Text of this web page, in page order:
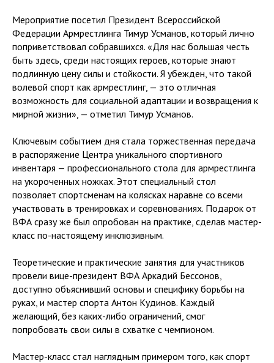
Мероприятие посетил Президент Всероссийской
Федерации Армрестлинга Тимур Усманов, который лично
поприветствовал собравшихся. «Для нас большая честь
быть здесь, среди настоящих героев, которые знают
подлинную цену силы и стойкости. Я убежден, что такой
волевой спорт как армрестлинг, — это отличная
возможность для социальной адаптации и возвращения к
мирной жизни», — отметил Тимур Усманов.
Ключевым событием дня стала торжественная передача
в распоряжение Центра уникального спортивного
инвентаря — профессионального стола для армрестлинга
на укороченных ножках. Этот специальный стол
позволяет спортсменам на колясках наравне со всеми
участвовать в тренировках и соревнованиях. Подарок от
ВФА сразу же был опробован на практике, сделав мастер-
класс по-настоящему инклюзивным.
Теоретические и практические занятия для участников
провели вице-президент ВФА Аркадий Бессонов,
доступно объяснивший основы и специфику борьбы на
руках, и мастер спорта Антон Кудинов. Каждый
желающий, без каких-либо ограничений, смог
попробовать свои силы в схватке с чемпионом.
Мастер-класс стал наглядным примером того, как спорт